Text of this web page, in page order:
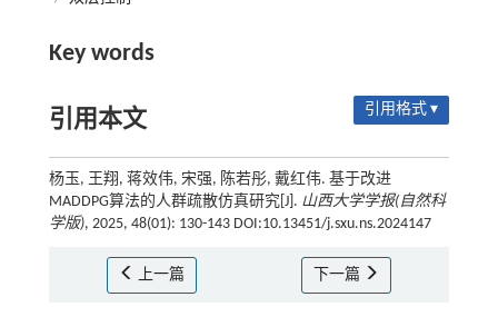
Key words
引用本文 引用格式 ▾
杨玉, 王翔, 蒋效伟, 宋强, 陈若彤, 戴红伟. 基于改进
MADDPG算法的人群疏散仿真研究[J]. 山西大学学报(自然科
学版), 2025, 48(01): 130-143 DOI:10.13451/j.sxu.ns.2024147
上一篇 下一篇